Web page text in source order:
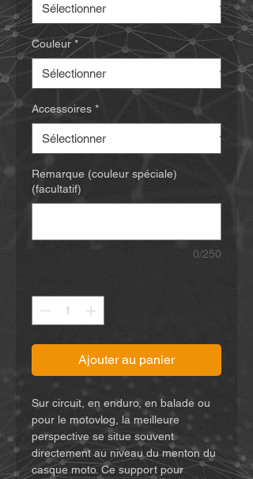
Couleur *
Accessoires *
Remarque (couleur spéciale)
(facultatif)
0/250
Ajouter au panier
Sur circuit, en enduro, en balade ou
pour le motovlog, la meilleure
perspective se situe souvent
directement au niveau du menton du
casque moto. Ce support pour